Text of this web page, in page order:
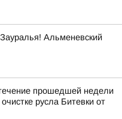
Альменевский
прошедшей недели
русла Битевки от